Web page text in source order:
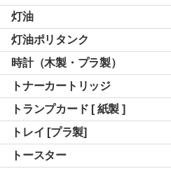
灯油
灯油ポリタンク
時計（木製・プラ製）
トナーカートリッジ
トランプカード [ 紙製 ]
トレイ [プラ製]
トースター